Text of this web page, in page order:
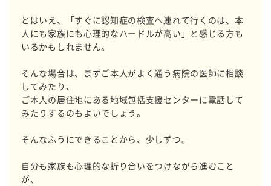
とはいえ、「すぐに認知症の検査へ連れて行くのは、本
人にも家族にも心理的なハードルが高い」と感じる方も
いるかもしれません。
そんな場合は、まずご本人がよく通う病院の医師に相談
してみたり、
ご本人の居住地にある地域包括支援センターに電話して
みたりするのもよいでしょう。
そんなふうにできることから、少しずつ。
自分も家族も心理的な折り合いをつけながら進むこと
が、